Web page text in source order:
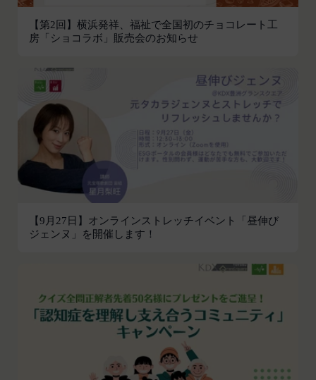
【第2回】横浜発祥、福祉で全国初のチョコレート工
房「ショコラボ」販売会のお知らせ
【9月27日】オンラインストレッチイベント「昼伸び
ジェンヌ」を開催します！
する義務並びにその他一切の義務を負わないものと
します。
第9条（当社が提供するコンテンツに関する知的財
本サービスを通じて会員に提供する文章、イラス
ト、デザイン、写真、画像、ロゴ、アイコン、映
像、プログラム等（以下「コンテンツ」といいま
す。）の著作権、商標権およびその他の知的財産権
は全て当社または当社にコンテンツの使用を許諾す
る者に帰属するものであり、会員はこれらの権利を
侵害する行為を行わないものとします。
目的の如何を問わず、本サービスのコンテンツその
他掲載内容の全部または一部を権利者の許可なく使
用（複製、改変、転用、転送、配布、掲示、販売、
会員は、前2項の規定に違反して第三者との間で問
問題を解決するとともに当社に何等の損害、損失ま
たは不利益等を与えないものとします。
第10条（会員が提供する提供物に関する知的財産権
当社所定の方法により会員が提供する商品レビュ